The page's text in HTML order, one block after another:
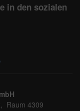
in den sozialen
Raum 4309